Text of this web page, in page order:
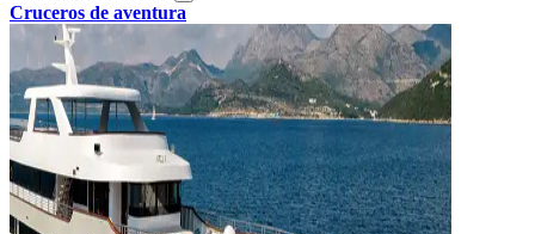
Cruceros de aventura